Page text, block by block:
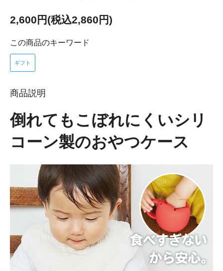
2,600円(税込2,860円)
この商品のキーワード
ギフト
商品説明
倒れてもこぼれにくいシリ
コーン製のおやつケース